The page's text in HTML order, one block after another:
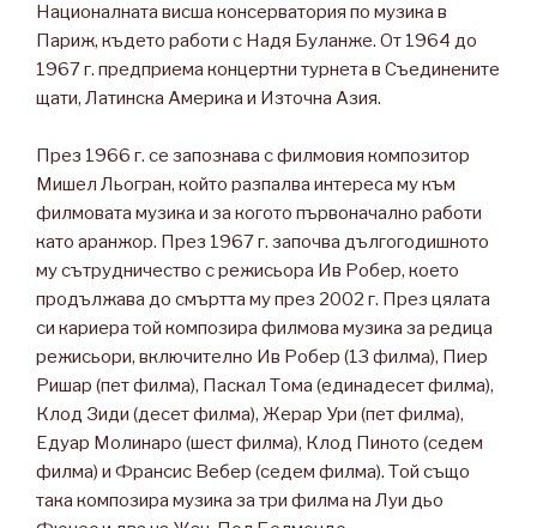
Националната висша консерватория по музика в
Париж, където работи с Надя Буланже. От 1964 до
1967 г. предприема концертни турнета в Съединените
щати, Латинска Америка и Източна Азия.
През 1966 г. се запознава с филмовия композитор
Мишел Льогран, който разпалва интереса му към
филмовата музика и за когото първоначално работи
като аранжор. През 1967 г. започва дългогодишното
му сътрудничество с режисьора Ив Робер, което
продължава до смъртта му през 2002 г. През цялата
си кариера той композира филмова музика за редица
режисьори, включително Ив Робер (13 филма), Пиер
Ришар (пет филма), Паскал Тома (единадесет филма),
Клод Зиди (десет филма), Жерар Ури (пет филма),
Едуар Молинаро (шест филма), Клод Пиното (седем
филма) и Франсис Вебер (седем филма). Той също
така композира музика за три филма на Луи дьо